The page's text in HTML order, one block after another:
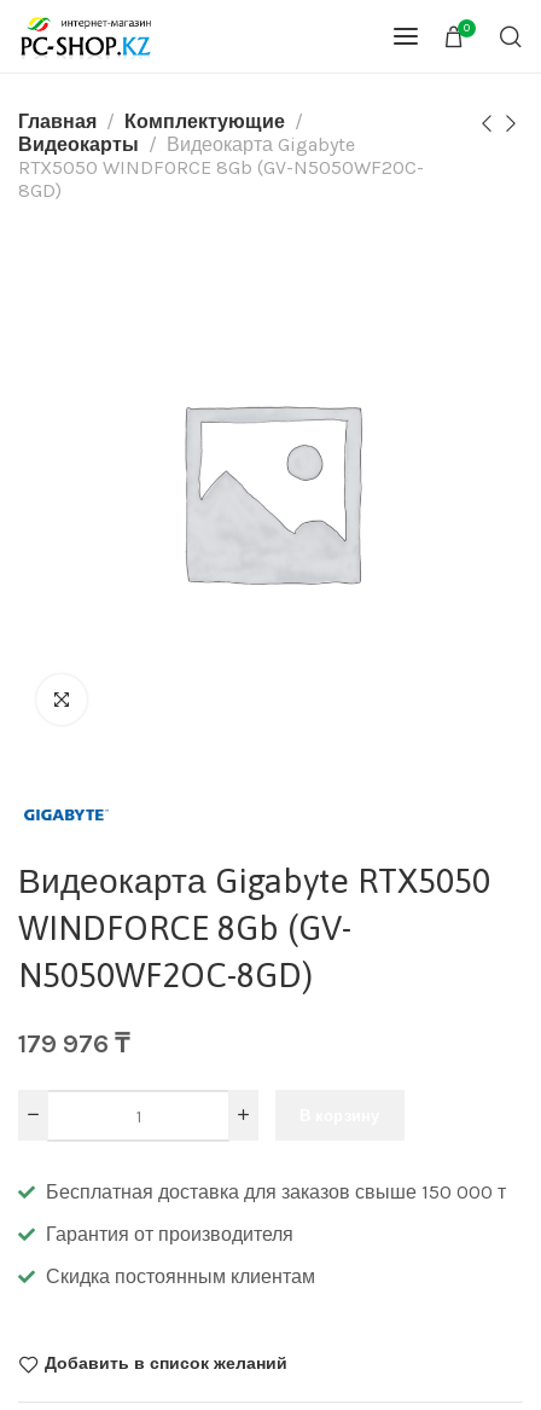
0
Главная
Комплектующие
Видеокарты
Видеокарта Gigabyte
RTX5050 WINDFORCE 8Gb (GV-N5050WF2OC-
8GD)
Видеокарта Gigabyte RTX5050
WINDFORCE 8Gb (GV-
N5050WF2OC-8GD)
179 976 ₸
Бесплатная доставка для заказов свыше 150 000 т
Гарантия от производителя
Скидка постоянным клиентам
Добавить в список желаний